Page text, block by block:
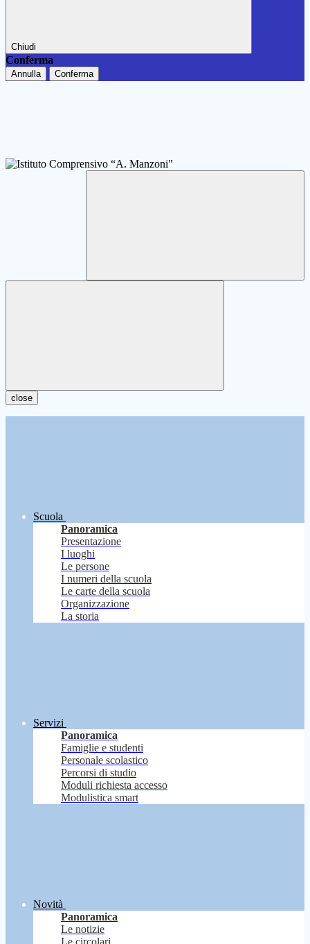
Chiudi
Conferma
Annulla Conferma
close
Scuola
Panoramica
Presentazione
I luoghi
Le persone
I numeri della scuola
Le carte della scuola
Organizzazione
La storia
Servizi
Panoramica
Famiglie e studenti
Personale scolastico
Percorsi di studio
Moduli richiesta accesso
Modulistica smart
Novità
Panoramica
Le notizie